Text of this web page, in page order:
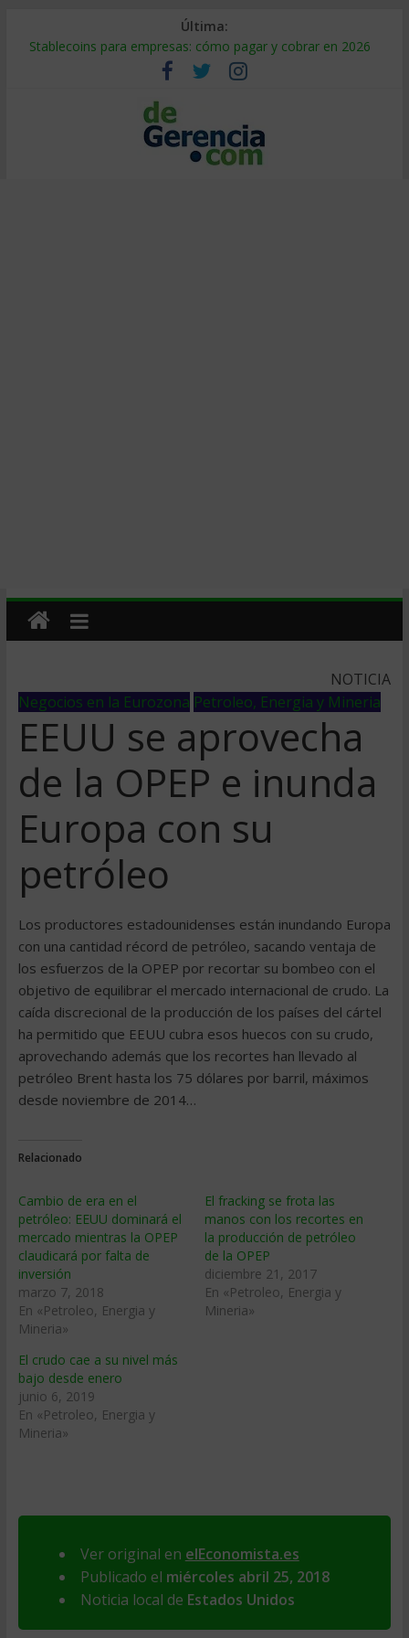
Última:
Stablecoins para empresas: cómo pagar y cobrar en 2026
Despido silencioso: qué es y por qué sale tan caro
IA en selección de personal: cómo auditarla a tiempo
Trabajo forzoso en la cadena de suministro: qué hacer
Mercado hispano de EE. UU.: cómo segmentarlo y venderle
NOTICIA
Negocios en la Eurozona Petroleo, Energia y Mineria
EEUU se aprovecha
de la OPEP e inunda
Europa con su
petróleo
Los productores estadounidenses están inundando Europa
con una cantidad récord de petróleo, sacando ventaja de
los esfuerzos de la OPEP por recortar su bombeo con el
objetivo de equilibrar el mercado internacional de crudo. La
caída discrecional de la producción de los países del cártel
ha permitido que EEUU cubra esos huecos con su crudo,
aprovechando además que los recortes han llevado al
petróleo Brent hasta los 75 dólares por barril, máximos
desde noviembre de 2014…
Relacionado
Cambio de era en el
petróleo: EEUU dominará el
mercado mientras la OPEP
claudicará por falta de
inversión
marzo 7, 2018
En «Petroleo, Energia y
Mineria»
El fracking se frota las
manos con los recortes en
la producción de petróleo
de la OPEP
diciembre 21, 2017
En «Petroleo, Energia y
Mineria»
El crudo cae a su nivel más
bajo desde enero
junio 6, 2019
En «Petroleo, Energia y
Mineria»
Ver original en elEconomista.es
Publicado el miércoles abril 25, 2018
Noticia local de Estados Unidos